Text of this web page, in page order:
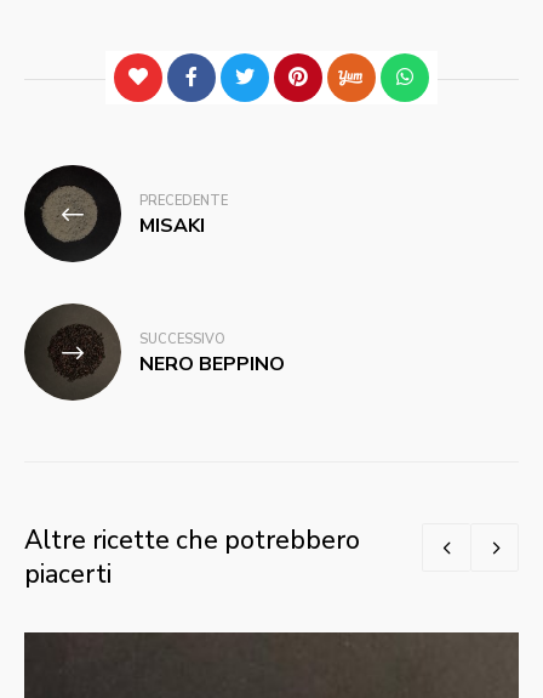
Navigazione
articoli
PRECEDENTE
MISAKI
SUCCESSIVO
NERO BEPPINO
Altre ricette che potrebbero
piacerti